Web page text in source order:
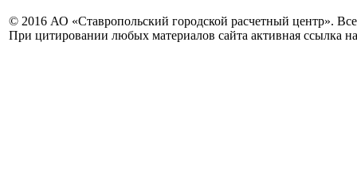
© 2016 АО «Ставропольский городской расчетный центр».
При цитировании любых материалов сайта активная ссылка